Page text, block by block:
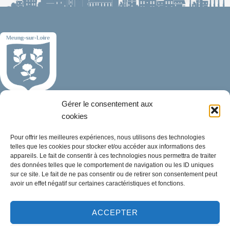
Gérer le consentement aux
cookies
Pour offrir les meilleures expériences, nous utilisons des technologies
telles que les cookies pour stocker et/ou accéder aux informations des
appareils. Le fait de consentir à ces technologies nous permettra de traiter
des données telles que le comportement de navigation ou les ID uniques
sur ce site. Le fait de ne pas consentir ou de retirer son consentement peut
avoir un effet négatif sur certaines caractéristiques et fonctions.
ACCEPTER
Mairie de Meung-sur-Loire
45130 Meung-sur-Loire
02 38 46 94 94
mairie@meung-sur-loire.com
9h00 à 12h30 & 13h30 à 18h00